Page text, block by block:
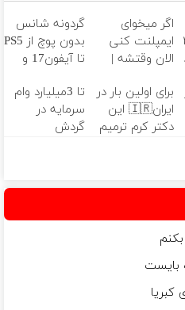
۴
اگر میخوای
ایمپلنت کنی
الان وقتشه |
میلیون تومان!!!
گردونه شانس
بدون پوچ از PS5
تا آیفون17 و
برای اولین بار در
ایران🇮🇷 این
دکتر کرم ترمیم
تا 3میلیارد وام
سرمایه در
گردش
بایست